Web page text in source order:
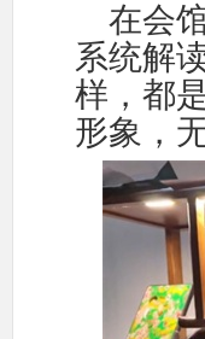
在会
系统解
样，都
形象，